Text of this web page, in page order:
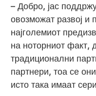
– Добро, јас
овозможат развој и
најголемиот
на ноторниот факт,
традиционални
партнери, тоа се
исто така имаат